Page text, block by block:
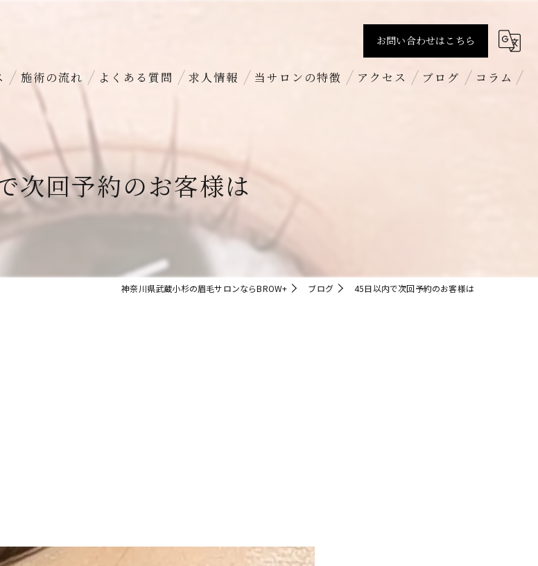
お問い合わせはこちら
施術の流れ よくある質問 求人情報 当サロンの特徴
求人
アクセス ブログ コラム
次回予約のお客様は
神奈川県武蔵小杉の眉毛サロンならBROW+ ブログ 45日以内で次回予約のお客様は